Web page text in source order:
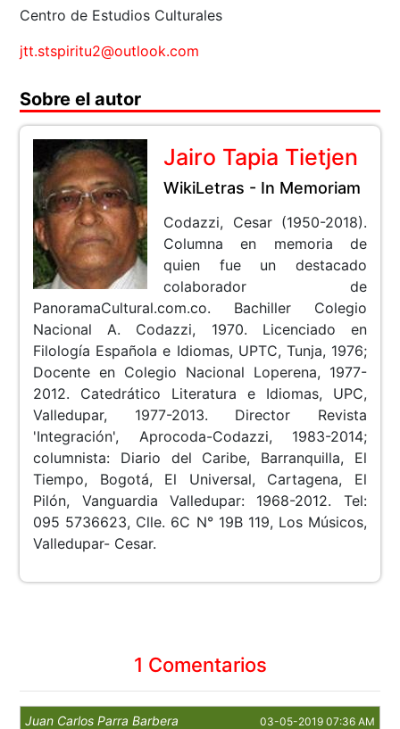
Centro de Estudios Culturales
jtt.stspiritu2@outlook.com
Sobre el autor
Jairo Tapia Tietjen
WikiLetras - In Memoriam
Codazzi, Cesar (1950-2018).
Columna en memoria de
quien fue un destacado
colaborador de
PanoramaCultural.com.co. Bachiller Colegio
Nacional A. Codazzi, 1970. Licenciado en
Filología Española e Idiomas, UPTC, Tunja, 1976;
Docente en Colegio Nacional Loperena, 1977-
2012. Catedrático Literatura e Idiomas, UPC,
Valledupar, 1977-2013. Director Revista
'Integración', Aprocoda-Codazzi, 1983-2014;
columnista: Diario del Caribe, Barranquilla, El
Tiempo, Bogotá, El Universal, Cartagena, El
Pilón, Vanguardia Valledupar: 1968-2012. Tel:
095 5736623, Clle. 6C N° 19B 119, Los Músicos,
Valledupar- Cesar.
1 Comentarios
Juan Carlos Parra Barbera 03-05-2019 07:36 AM